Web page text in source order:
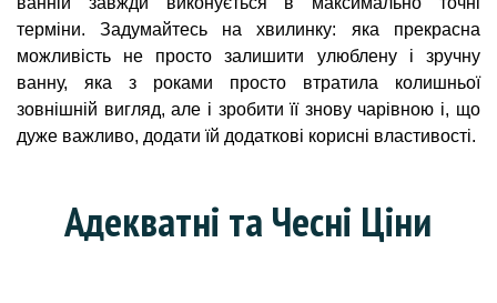
терміни. Задумайтесь на хвилинку: яка прекрасна
можливість не просто залишити улюблену і зручну
ванну, яка з роками просто втратила колишньої
зовнішній вигляд, але і зробити її знову чарівною і, що
дуже важливо, додати їй додаткові корисні властивості.
Адекватні та Чесні Ціни